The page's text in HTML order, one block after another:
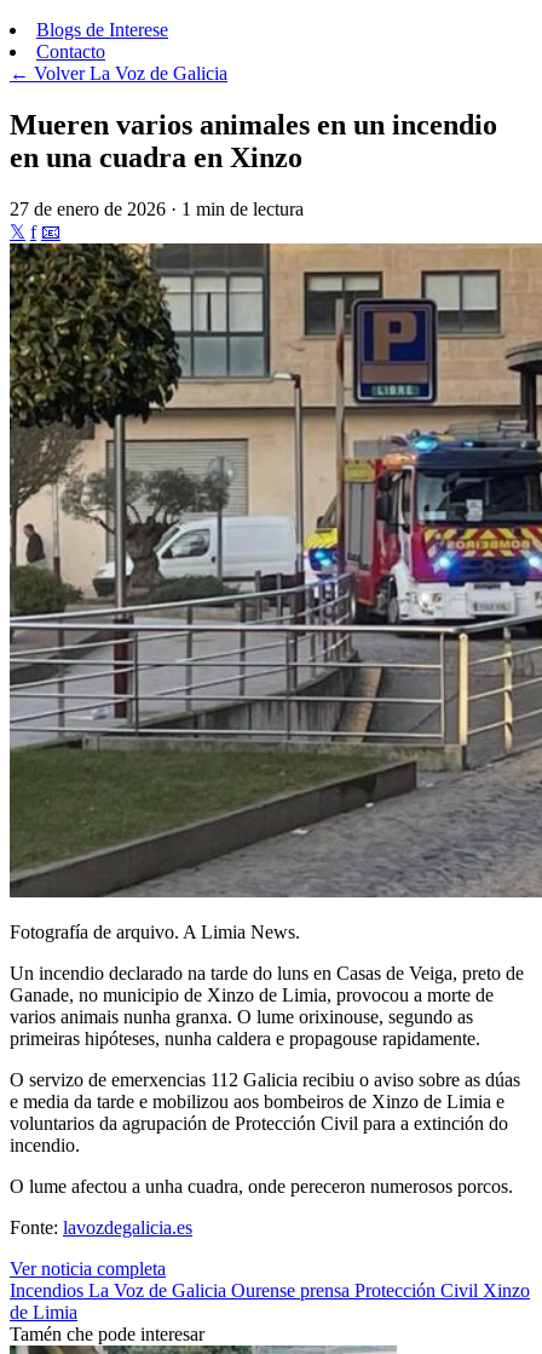
Blogs de Interese
Contacto
← VolverLa Voz de Galicia
Mueren varios animales en un incendio
en una cuadra en Xinzo
27 de enero de 2026 · 1 min de lectura
𝕏 f 📧
Fotografía de arquivo. A Limia News.
Un incendio declarado na tarde do luns en Casas de Veiga, preto de
Ganade, no municipio de Xinzo de Limia, provocou a morte de
varios animais nunha granxa. O lume orixinouse, segundo as
primeiras hipóteses, nunha caldera e propagouse rapidamente.
O servizo de emerxencias 112 Galicia recibiu o aviso sobre as dúas
e media da tarde e mobilizou aos bombeiros de Xinzo de Limia e
voluntarios da agrupación de Protección Civil para a extinción do
incendio.
O lume afectou a unha cuadra, onde pereceron numerosos porcos.
Fonte: lavozdegalicia.es
Ver noticia completa
Incendios La Voz de Galicia Ourense prensa Protección Civil Xinzo
de Limia
Tamén che pode interesar